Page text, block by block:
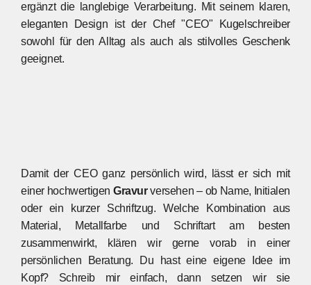
Palisander (+8,00€)
Thuja Maser (+12,00€)
Wenge (+5,00€)
ergänzt die langlebige Verarbeitung. Mit seinem klaren,
eleganten Design ist der Chef "CEO" Kugelschreiber
sowohl für den Alltag als auch als stilvolles Geschenk
geeignet.
Damit der CEO ganz persönlich wird, lässt er sich mit
einer hochwertigen Gravurversehen – ob Name, Initialen
oder ein kurzer Schriftzug. Welche Kombination aus
Material, Metallfarbe und Schriftart am besten
zusammenwirkt, klären wir gerne vorab in einer
persönlichen Beratung. Du hast eine eigene Idee im
Kopf? Schreib mir einfach, dann setzen wir sie